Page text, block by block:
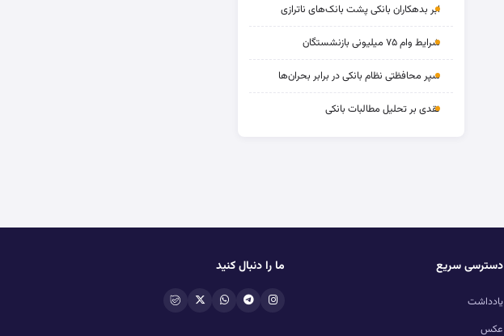
ابر بدهکاران بانکی پشت بانک‌های ناترازی
شرایط وام ۷۵ میلیونی بازنشستگان
سپر محافظتی نظام بانکی در برابر بحران‌ها
نقدی بر تحلیل مطالبات بانکی
دسترسی سریع
یادداشت
عکس
ما را دنبال کنید